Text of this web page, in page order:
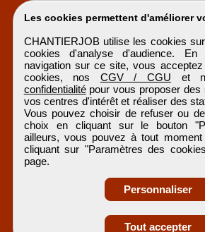
Obtenir ses
Les cookies permettent d'améliorer
CHANTIERJOB utilise les cookies
cookies d'analyse d'audience. En
navigation sur ce site, vous
cookies, nos CGV / CGU et
confidentialitépour vous proposer des
vos centres d'intérêt et réaliser des
Vous pouvez choisir de refuser ou
choix en cliquant sur le bouton
ailleurs, vous pouvez à tout
cliquant sur "Paramètres des
page.
Personnaliser
Tout accepter